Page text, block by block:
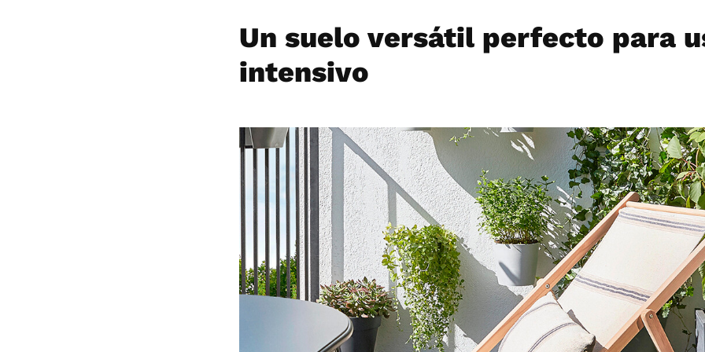
Un suelo versátil perfecto para
intensivo